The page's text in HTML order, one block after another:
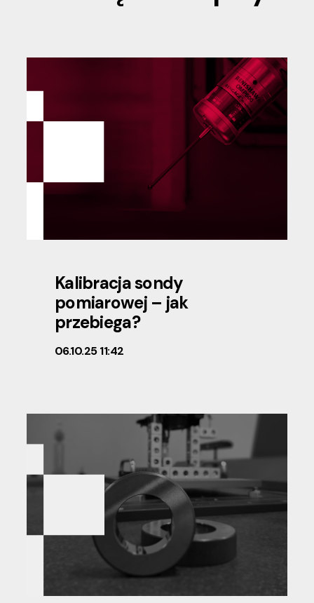
Kalibracja sondy
pomiarowej – jak
przebiega?
06.10.25 11:42